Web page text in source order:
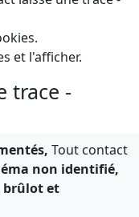
et l'afficher.
trace -
Tout contact
non identifié,
brûlot et